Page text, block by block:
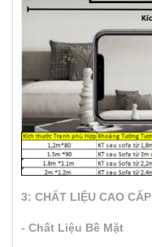
3: CHẤT LIỆU CAO CẤP
- Chất Liệu Bề Mặt